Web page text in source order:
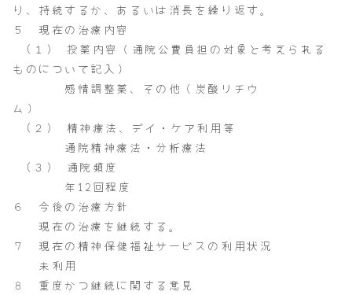
り、持続するか、あるいは消長を繰り返す。
５ 現在の治療内容
(１) 投薬内容（通院公費負担の対象と考えられる
ものについて記入）
感情調整薬、その他（炭酸リチウ
ム）
(２) 精神療法、デイ・ケア利用等
通院精神療法・分析療法
(３) 通院頻度
年12回程度
６ 今後の治療方針
現在の治療を継続する。
７ 現在の精神保健福祉サービスの利用状況
未利用
８ 重度かつ継続に関する意見